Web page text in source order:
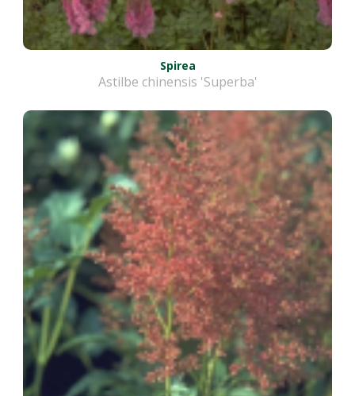
Spirea
Astilbe chinensis 'Superba'